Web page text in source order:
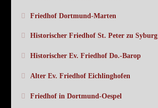
Friedhof Dortmund-Marten
Historischer Friedhof St. Peter zu Syburg
Historischer Ev. Friedhof Do.-Barop
Alter Ev. Friedhof Eichlinghofen
Friedhof in Dortmund-Oespel